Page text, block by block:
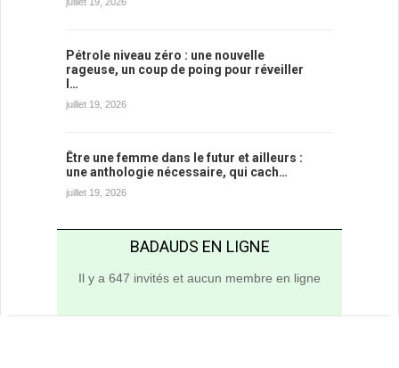
Pétrole niveau zéro : une nouvelle
rageuse, un coup de poing pour réveiller
l…
juillet 19, 2026
Être une femme dans le futur et ailleurs :
une anthologie nécessaire, qui cach…
juillet 19, 2026
BADAUDS EN LIGNE
Il y a 647 invités et aucun membre en ligne